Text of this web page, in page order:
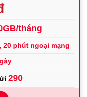
tháng
20 phút ngoại mạng
290